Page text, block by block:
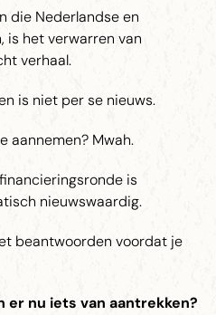
die Nederlandse en
is het verwarren van
verhaal.
is niet per se nieuws.
aannemen? Mwah.
is
nieuwswaardig.
beantwoorden voordat je
er nu iets van aantrekken?